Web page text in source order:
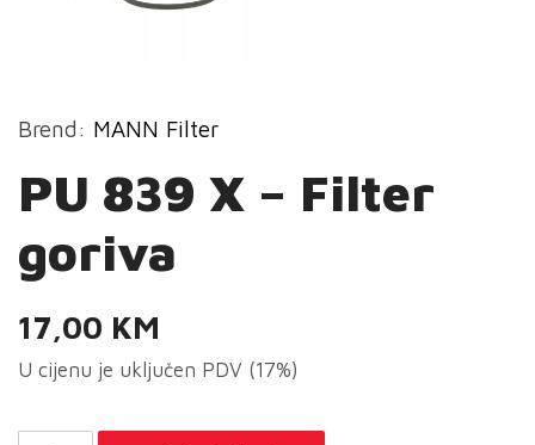
Brend: MANN Filter
PU 839 X – Filter
goriva
17,00 KM
U cijenu je uključen PDV (17%)